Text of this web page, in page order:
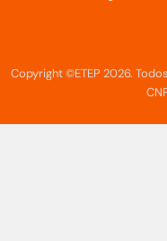
Copyright ©ETEP 2026.